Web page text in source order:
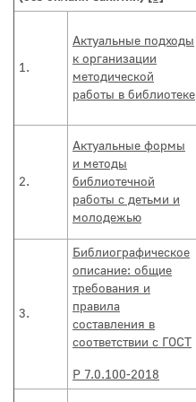
1.
Актуальные подходы
к организации
методической
работы в библиотеке
2.
Актуальные формы
и методы
библиотечной
работы с детьми и
молодежью
3.
Библиографическое
описание: общие
требования и
правила
составления в
соответствии с ГОСТ
Р 7.0.100-2018